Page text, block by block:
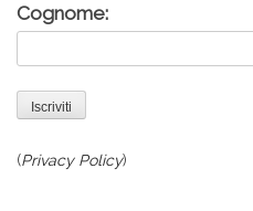
Cognome:
(Privacy Policy)